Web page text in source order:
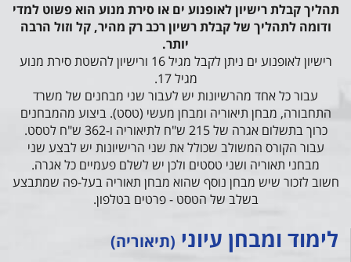
תהליך קבלת רישיון לאופנוע ים או סירת מנוע הוא פשוט למדי
ודומה לתהליך של קבלת רשיון רכב רק מהיר, קל וזול הרבה
יותר.
רישיון לאופנוע ים ניתן לקבל מגיל 16 ורישיון להשטת סירת מנוע
מגיל 17.
עבור כל אחד מהרשיונות יש לעבור שני מבחנים של משרד
התחבורה, מבחן תיאוריה ומבחן מעשי (טסט). ביצוע מהמבחנים
כרוך בתשלום אגרה של 215 ש"ח לתיאוריה ו-362 ש"ח לטסט.
עבור הקורס המשולב שכולל את שני הרישיונות יש לבצע שני
מבחני תאוריה ושני טסטים ולכן יש לשלם פעמיים כל אגרה.
חשוב לזכור שיש מבחן נוסף שהוא מבחן תאוריה בעל-פה שמתבצע
בשלב של הטסט - פרטים בטלפון.
לימוד ומבחן עיוני (תיאוריה)